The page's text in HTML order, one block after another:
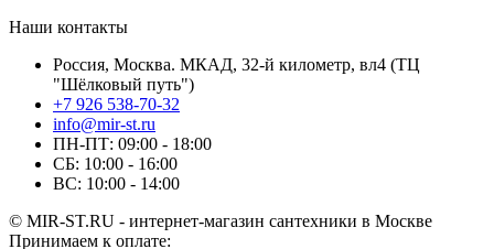
Наши контакты
Россия, Москва. МКАД, 32-й километр, вл4 (ТЦ
"Шёлковый путь")
+7 926 538-70-32
info@mir-st.ru
ПН-ПТ: 09:00 - 18:00
СБ: 10:00 - 16:00
ВС: 10:00 - 14:00
© MIR-ST.RU - интернет-магазин сантехники в Москве
Принимаем к оплате: